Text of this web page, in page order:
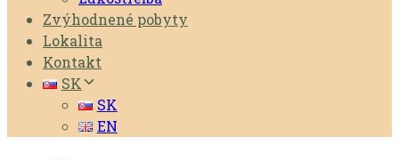
Zvýhodnené pobyty
Lokalita
Kontakt
SK
SK
EN